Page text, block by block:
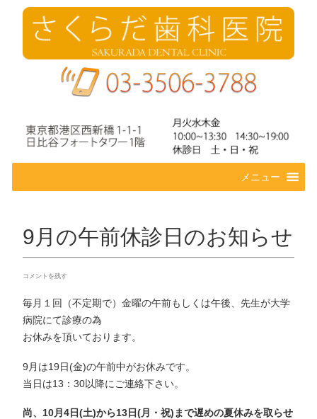
ツ
へ
ス
プ
メニュー
9月の午前休診日のお知らせ
コメントを残す
毎月１回（不定期で）金曜の午前もしくは午後、先生が大学
病院にて診療の為
お休みを頂いております。
9月は19日(金)の午前中がお休みです。
当日は13：30以降にご連絡下さい。
尚、10月4日(土)から13日(月・祝)まで遅めの夏休みを取らせ